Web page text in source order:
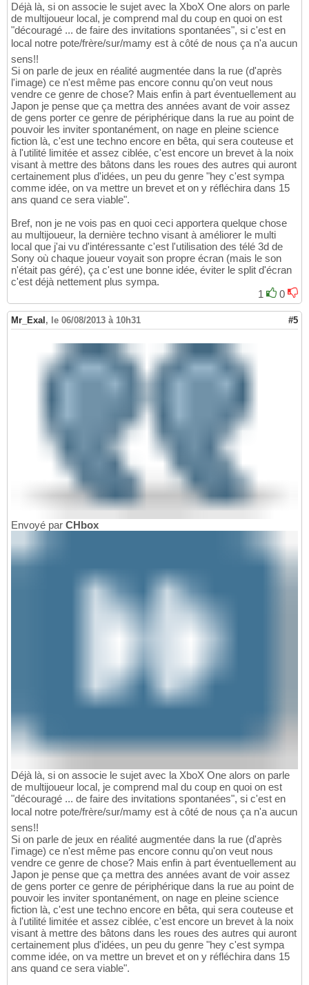
Déjà là, si on associe le sujet avec la XboX One alors on parle
de multijoueur local, je comprend mal du coup en quoi on est
"découragé ... de faire des invitations spontanées", si c'est en
local notre pote/frère/sur/mamy est à côté de nous ça n'a aucun
sens!!
Si on parle de jeux en réalité augmentée dans la rue (d'après
l'image) ce n'est même pas encore connu qu'on veut nous
vendre ce genre de chose? Mais enfin à part éventuellement au
Japon je pense que ça mettra des années avant de voir assez
de gens porter ce genre de périphérique dans la rue au point de
pouvoir les inviter spontanément, on nage en pleine science
fiction là, c'est une techno encore en bêta, qui sera couteuse et
à l'utilité limitée et assez ciblée, c'est encore un brevet à la noix
visant à mettre des bâtons dans les roues des autres qui auront
certainement plus d'idées, un peu du genre "hey c'est sympa
comme idée, on va mettre un brevet et on y réfléchira dans 15
ans quand ce sera viable".
Bref, non je ne vois pas en quoi ceci apportera quelque chose
au multijoueur, la dernière techno visant à améliorer le multi
local que j'ai vu d'intéressante c'est l'utilisation des télé 3d de
Sony où chaque joueur voyait son propre écran (mais le son
n'était pas géré), ça c'est une bonne idée, éviter le split d'écran
c'est déjà nettement plus sympa.
1
0
Mr_Exal , le 06/08/2013 à 10h31 #5
Envoyé par CHbox
Déjà là, si on associe le sujet avec la XboX One alors on parle
de multijoueur local, je comprend mal du coup en quoi on est
"découragé ... de faire des invitations spontanées", si c'est en
local notre pote/frère/sur/mamy est à côté de nous ça n'a aucun
sens!!
Si on parle de jeux en réalité augmentée dans la rue (d'après
l'image) ce n'est même pas encore connu qu'on veut nous
vendre ce genre de chose? Mais enfin à part éventuellement au
Japon je pense que ça mettra des années avant de voir assez
de gens porter ce genre de périphérique dans la rue au point de
pouvoir les inviter spontanément, on nage en pleine science
fiction là, c'est une techno encore en bêta, qui sera couteuse et
à l'utilité limitée et assez ciblée, c'est encore un brevet à la noix
visant à mettre des bâtons dans les roues des autres qui auront
certainement plus d'idées, un peu du genre "hey c'est sympa
comme idée, on va mettre un brevet et on y réfléchira dans 15
ans quand ce sera viable".